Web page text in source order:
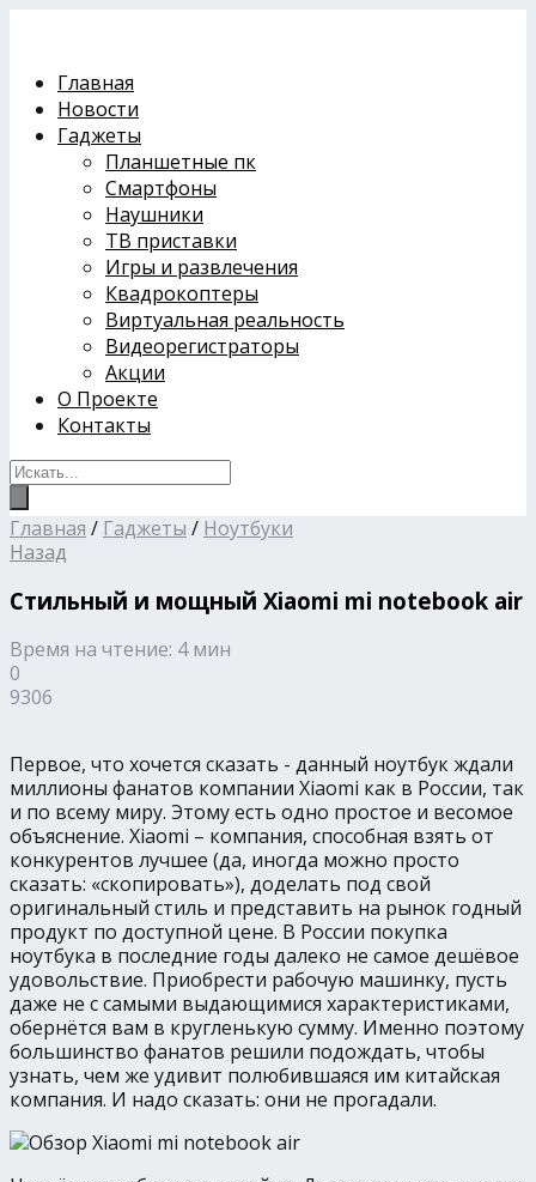
Главная
Новости
Гаджеты
Планшетные пк
Смартфоны
Наушники
ТВ приставки
Игры и развлечения
Квадрокоптеры
Виртуальная реальность
Видеорегистраторы
Акции
О Проекте
Контакты
Главная / Гаджеты / Ноутбуки
Назад
Стильный и мощный Xiaomi mi notebook air
Время на чтение: 4 мин
0
9306
Первое, что хочется сказать - данный ноутбук ждали
миллионы фанатов компании Xiaomi как в России, так
и по всему миру. Этому есть одно простое и весомое
объяснение. Xiaomi – компания, способная взять от
конкурентов лучшее (да, иногда можно просто
сказать: «скопировать»), доделать под свой
оригинальный стиль и представить на рынок годный
продукт по доступной цене. В России покупка
ноутбука в последние годы далеко не самое дешёвое
удовольствие. Приобрести рабочую машинку, пусть
даже не с самыми выдающимися характеристиками,
обернётся вам в кругленькую сумму. Именно поэтому
большинство фанатов решили подождать, чтобы
узнать, чем же удивит полюбившаяся им китайская
компания. И надо сказать: они не прогадали.